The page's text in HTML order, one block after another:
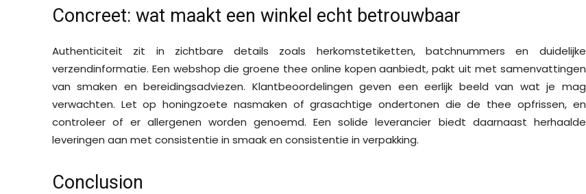
Concreet: wat maakt een winkel echt betrouwbaar
Authenticiteit zit in zichtbare details zoals herkomstetiketten, batchnummers en duidelijke
verzendinformatie. Een webshop die groene thee online kopen aanbiedt, pakt uit met samenvattingen
van smaken en bereidingsadviezen. Klantbeoordelingen geven een eerlijk beeld van wat je mag
verwachten. Let op honingzoete nasmaken of grasachtige ondertonen die de thee opfrissen, en
controleer of er allergenen worden genoemd. Een solide leverancier biedt daarnaast herhaalde
leveringen aan met consistentie in smaak en consistentie in verpakking.
Conclusion